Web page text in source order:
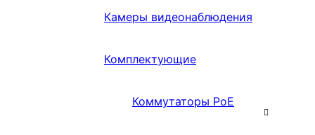
Камеры видеонаблюдения
Комплектующие
Коммутаторы PoE